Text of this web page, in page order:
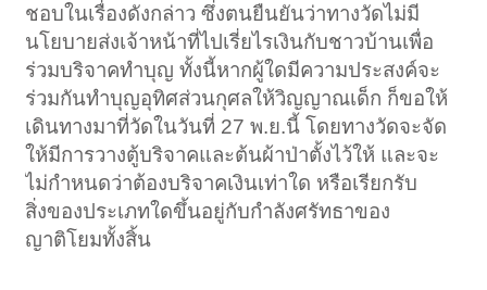
ชอบในเรื่องดังกล่าว ซึ่งตนยืนยันว่าทางวัดไม่มี
นโยบายส่งเจ้าหน้าที่ไปเรี่ยไรเงินกับชาวบ้านเพื่อ
ร่วมบริจาคทำบุญ ทั้งนี้หากผู้ใดมีความประสงค์จะ
ร่วมกันทำบุญอุทิศส่วนกุศลให้วิญญาณเด็ก ก็ขอให้
เดินทางมาที่วัดในวันที่ 27 พ.ย.นี้ โดยทางวัดจะจัด
ให้มีการวางตู้บริจาคและต้นผ้าป่าตั้งไว้ให้ และจะ
ไม่กำหนดว่าต้องบริจาคเงินเท่าใด หรือเรียกรับ
สิ่งของประเภทใดขึ้นอยู่กับกำลังศรัทธาของ
ญาติโยมทั้งสิ้น